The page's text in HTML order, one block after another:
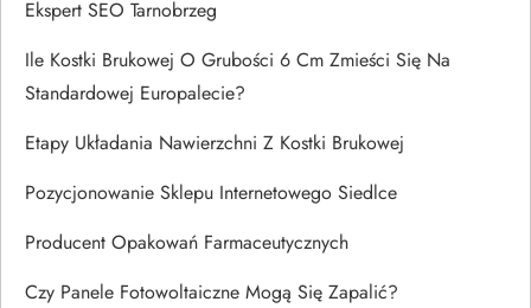
Ekspert SEO Tarnobrzeg
Ile Kostki Brukowej O Grubości 6 Cm Zmieści Się Na
Standardowej Europalecie?
Etapy Układania Nawierzchni Z Kostki Brukowej
Pozycjonowanie Sklepu Internetowego Siedlce
Producent Opakowań Farmaceutycznych
Czy Panele Fotowoltaiczne Mogą Się Zapalić?